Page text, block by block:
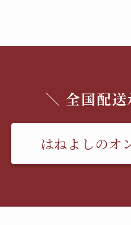
＼ 全国配
はねよしのオ